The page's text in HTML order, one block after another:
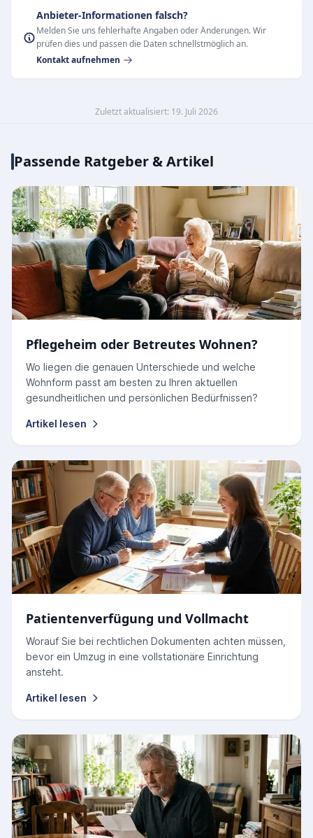
Anbieter-Informationen falsch?
Melden Sie uns fehlerhafte Angaben oder Änderungen. Wir
prüfen dies und passen die Daten schnellstmöglich an.
Kontakt aufnehmen
Zuletzt aktualisiert: 19. Juli 2026
Passende Ratgeber & Artikel
Pflegeheim oder Betreutes Wohnen?
Wo liegen die genauen Unterschiede und welche
Wohnform passt am besten zu Ihren aktuellen
gesundheitlichen und persönlichen Bedürfnissen?
Artikel lesen
Patientenverfügung und Vollmacht
Worauf Sie bei rechtlichen Dokumenten achten müssen,
bevor ein Umzug in eine vollstationäre Einrichtung
ansteht.
Artikel lesen